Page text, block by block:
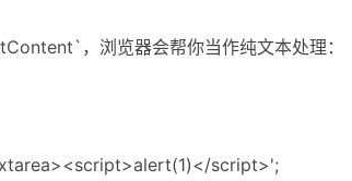
，浏览器会帮你当作纯文本处理：
script>';